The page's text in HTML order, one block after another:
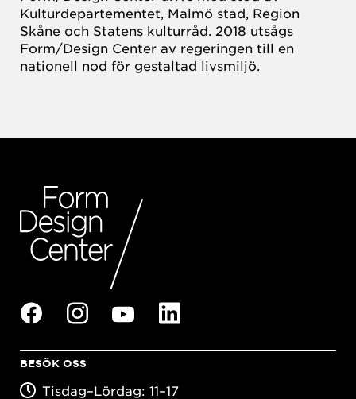
Kulturdepartementet, Malmö stad, Region
Skåne och Statens kulturråd. 2018 utsågs
Form/Design Center av regeringen till en
nationell nod för gestaltad livsmiljö.
BESÖK OSS
Tisdag–Lördag: 11–17